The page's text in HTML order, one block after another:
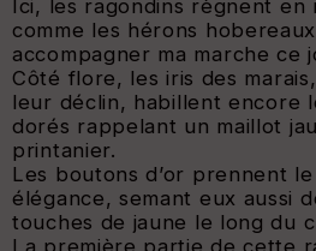
Ici, les ragondins règnent en
comme les hérons
accompagner ma marche ce
Côté flore, les iris des marais,
leur déclin, habillent encore
dorés rappelant un maillot
printanier.
Les boutons d’or prennent
élégance, semant eux aussi
touches de jaune le long du
La première partie de cette